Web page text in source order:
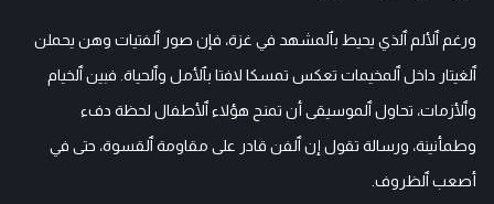
ورغم ٱلألم ٱلذي يحيط بٱلمشهد في غزة، فإن صور ٱلفتيات وهن يحملن
ٱلغيتار داخل ٱلمخيمات تعكس تمسكا لافتا بٱلأمل وٱلحياة. فبين ٱلخيام
وٱلأزمات، تحاول ٱلموسيقى أن تمنح هؤلاء ٱلأطفال لحظة دفء
وطمأنينة، ورسالة تقول إن ٱلفن قادر على مقاومة ٱلقسوة، حتى في
أصعب ٱلظروف.